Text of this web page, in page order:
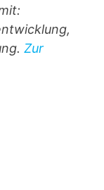
Zur